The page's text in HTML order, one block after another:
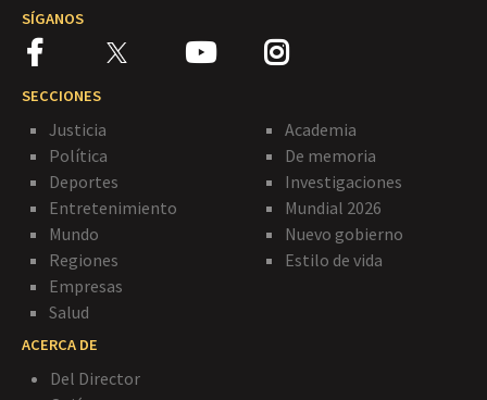
SÍGANOS
SECCIONES
Justicia
Política
Deportes
Entretenimiento
Mundo
Regiones
Empresas
Salud
Academia
De memoria
Investigaciones
Mundial 2026
Nuevo gobierno
Estilo de vida
ACERCA DE
Del Director